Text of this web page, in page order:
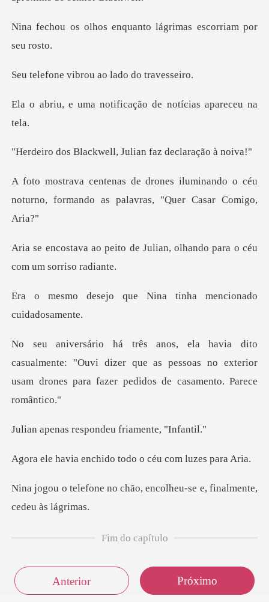
enquanto lágrimas esc
ibrou ao lado
otificação de notíci
kwell, Julian faz
luminando o céu
noturno, formando as
de Julian, olhando para o c
ue Nina tinha mencio
mente: "Ouvi dizer que as pessoas no exterior
usam dro
espondeu friame
chido todo o céu c
chão, encolheu-se e, fina
Fim do capítulo
Anterior Próximo